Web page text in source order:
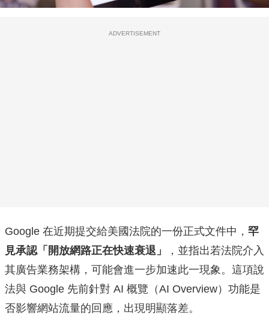
ADVERTISEMENT
Google 在近期提交給美國法院的一份正式文件中， 罕
見承認「開放網路正在快速衰退」
，並指出若法院介入
其廣告業務架構，可能會進一步加速此一現象。這項說
法與 Google 先前針對 AI 概覽（AI Overview）功能是
否影響網站流量的回應，出現明顯落差。